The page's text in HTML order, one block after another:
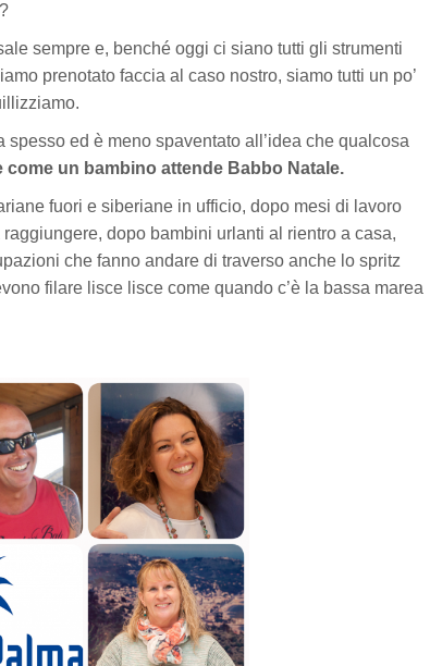
sempre e, benché oggi ci siano tutti gli strumenti
prenotato faccia al caso nostro, siamo tutti un po’
ed è meno spaventato all’idea che qualcosa
un bambino attende Babbo Natale.
fuori e siberiane in ufficio, dopo mesi di lavoro
dopo bambini urlanti al rientro a casa,
che fanno andare di traverso anche lo spritz
filare lisce lisce come quando c’è la bassa marea